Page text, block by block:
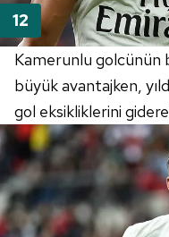
Kamerunlu golcünün
büyük avantajken,
gol eksikliklerini